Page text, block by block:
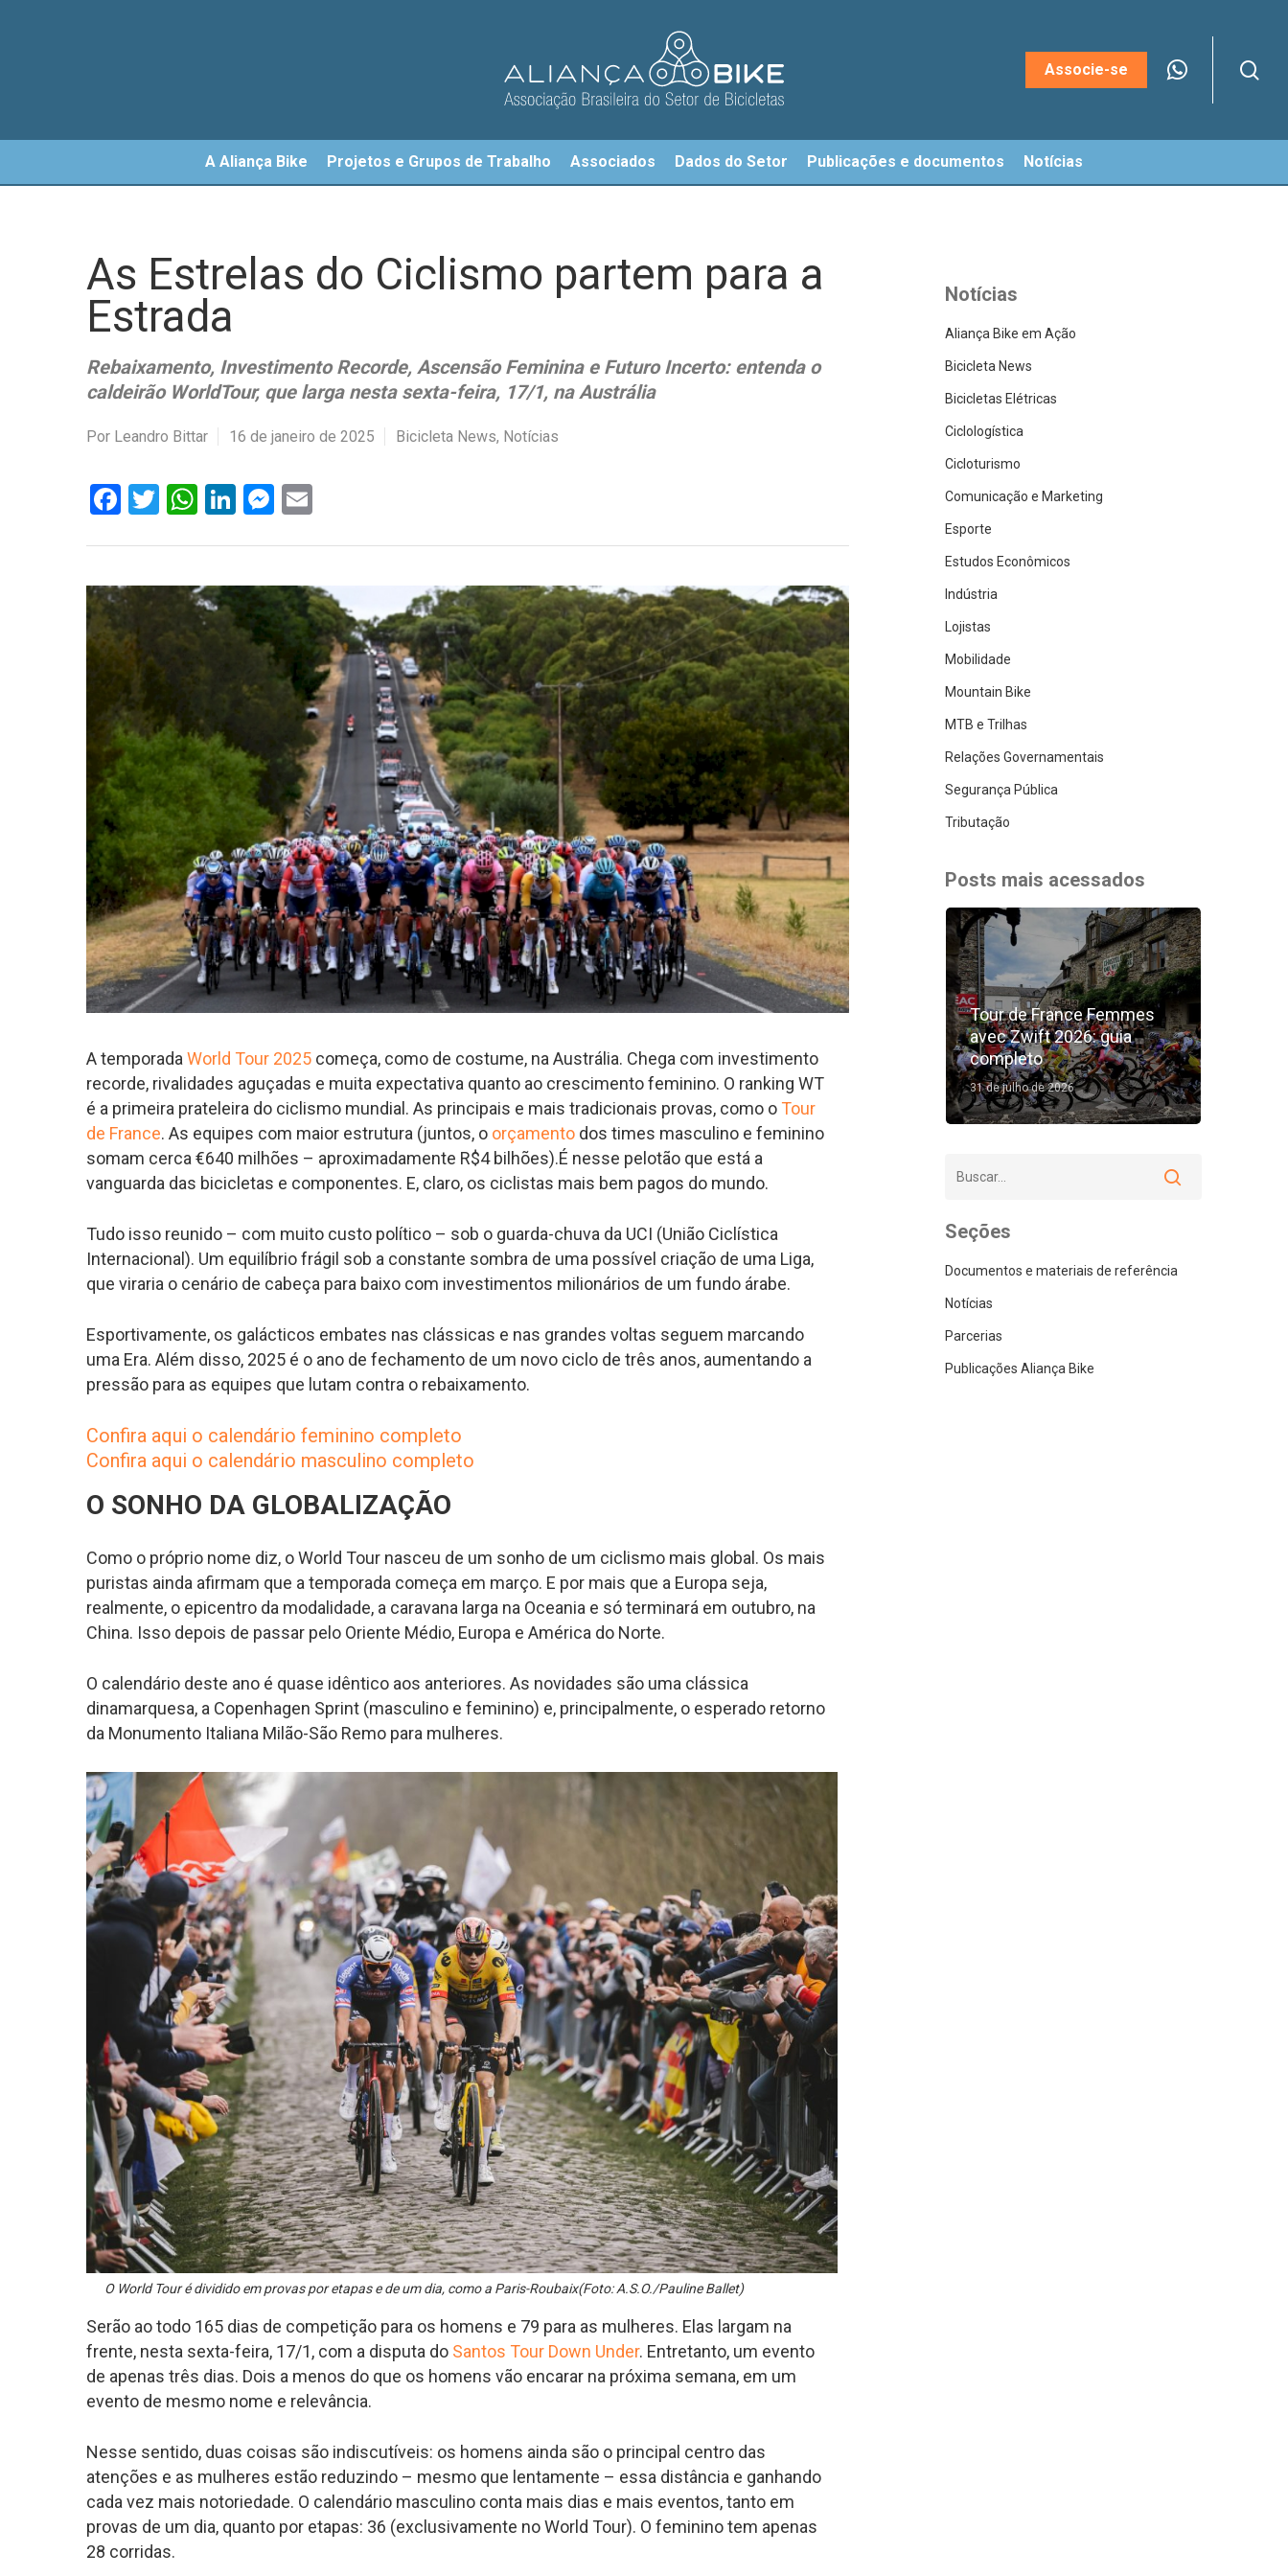
Hit enter to search or ESC to close
Associe-se
A Aliança Bike Projetos e Grupos de Trabalho Associados Dados do Setor Publicações e documentos Notícias
As Estrelas do Ciclismo partem para a
Estrada
Rebaixamento, Investimento Recorde, Ascensão Feminina e Futuro Incerto: entenda o
caldeirão WorldTour, que larga nesta sexta-feira, 17/1, na Austrália
Por Leandro Bittar 16 de janeiro de 2025 Bicicleta News, Notícias
Facebook
Twitter
WhatsApp
LinkedIn
Messenger
A temporadaWorld Tour 2025 começa, como de costume, na Austrália. Chega com investimento
recorde, rivalidades aguçadas e muita expectativa quanto ao crescimento feminino. O ranking WT
é a primeira prateleira do ciclismo mundial. As principais e mais tradicionais provas, como o Tour
de France. As equipes com maior estrutura (juntos, o orçamento dos times masculino e feminino
somam cerca €640 milhões – aproximadamente R$4 bilhões).É nesse pelotão que está a
vanguarda das bicicletas e componentes. E, claro, os ciclistas mais bem pagos do mundo.
Tudo isso reunido – com muito custo político – sob o guarda-chuva da UCI (União Ciclística
Internacional). Um equilíbrio frágil sob a constante sombra de uma possível criação de uma Liga,
que viraria o cenário de cabeça para baixo com investimentos milionários de um fundo árabe.
Esportivamente, os galácticos embates nas clássicas e nas grandes voltas seguem marcando
uma Era. Além disso, 2025 é o ano de fechamento de um novo ciclo de três anos, aumentando a
pressão para as equipes que lutam contra o rebaixamento.
Confira aqui o calendário feminino completo
Confira aqui o calendário masculino completo
O SONHO DA GLOBALIZAÇÃO
Como o próprio nome diz, o World Tour nasceu de um sonho de um ciclismo mais global. Os mais
puristas ainda afirmam que a temporada começa em março. E por mais que a Europa seja,
realmente, o epicentro da modalidade, a caravana larga na Oceania e só terminará em outubro, na
China. Isso depois de passar pelo Oriente Médio, Europa e América do Norte.
O calendário deste ano é quase idêntico aos anteriores. As novidades são uma clássica
dinamarquesa, a Copenhagen Sprint (masculino e feminino) e, principalmente, o esperado retorno
da Monumento Italiana Milão-São Remo para mulheres.
O World Tour é dividido em provas por etapas e de um dia, como a Paris-Roubaix(Foto: A.S.O./Pauline Ballet)
Serão ao todo 165 dias de competição para os homens e 79 para as mulheres. Elas largam na
frente, nesta sexta-feira, 17/1, com a disputa do Santos Tour Down Under. Entretanto, um evento
de apenas três dias. Dois a menos do que os homens vão encarar na próxima semana, em um
evento de mesmo nome e relevância.
Nesse sentido, duas coisas são indiscutíveis: os homens ainda são o principal centro das
atenções e as mulheres estão reduzindo – mesmo que lentamente – essa distância e ganhando
cada vez mais notoriedade. O calendário masculino conta mais dias e mais eventos, tanto em
provas de um dia, quanto por etapas: 36 (exclusivamente no World Tour). O feminino tem apenas
28 corridas.
Notícias
Aliança Bike em Ação
Bicicleta News
Bicicletas Elétricas
Ciclologística
Cicloturismo
Comunicação e Marketing
Esporte
Estudos Econômicos
Indústria
Lojistas
Mobilidade
Mountain Bike
MTB e Trilhas
Relações Governamentais
Segurança Pública
Tributação
Posts mais acessados
Tour de France Femmes
avec Zwift 2026: guia
completo
31 de julho de 2026
Seções
Documentos e materiais de referência
Notícias
Parcerias
Publicações Aliança Bike